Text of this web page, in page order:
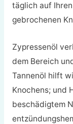
täglich auf
gebrochenen
Zypressenöl
dem Bereich
Tannenöl hilft
Knochens; und
beschädigtem